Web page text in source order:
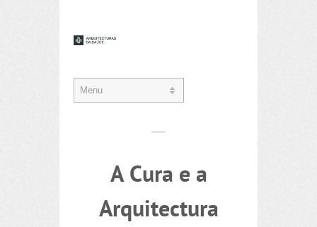
A Cura e a
Arquitectura